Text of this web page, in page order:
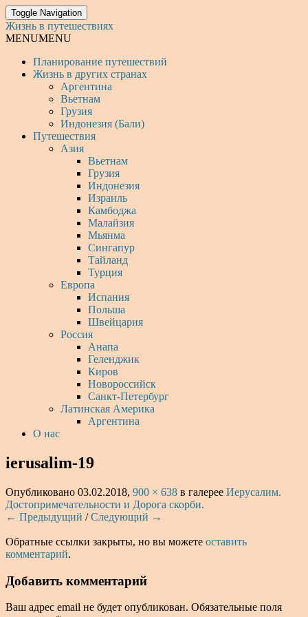
Toggle Navigation
Жизнь в путешествиях
MENUMENU
Планирование путешествий
Жизнь в других странах
Аргентина
Вьетнам
Грузия
Индонезия (Бали)
Путешествия
Азия
Вьетнам
Грузия
Индонезия
Израиль
Камбоджа
Малайзия
Мьянма
Сингапур
Тайланд
Турция
Европа
Испания
Польша
Швейцария
Россия
Анапа
Геленджик
Киров
Новороссийск
Санкт-Петербург
Латинская Америка
Аргентина
О нас
ierusalim-19
Опубликовано 03.02.2018, 900 × 638 в галерее Иерусалим.
Достопримечательности и Дорога скорби.
← Предыдущий /Следующий →
Обратные ссылки закрыты, но вы можете оставить
комментарий.
Добавить комментарий
Ваш адрес email не будет опубликован. Обязательные поля